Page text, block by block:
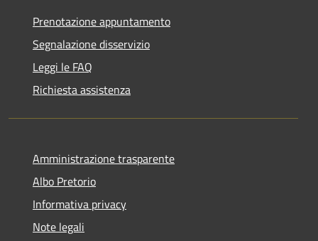
Prenotazione appuntamento
Segnalazione disservizio
Leggi le FAQ
Richiesta assistenza
Amministrazione trasparente
Albo Pretorio
Informativa privacy
Note legali